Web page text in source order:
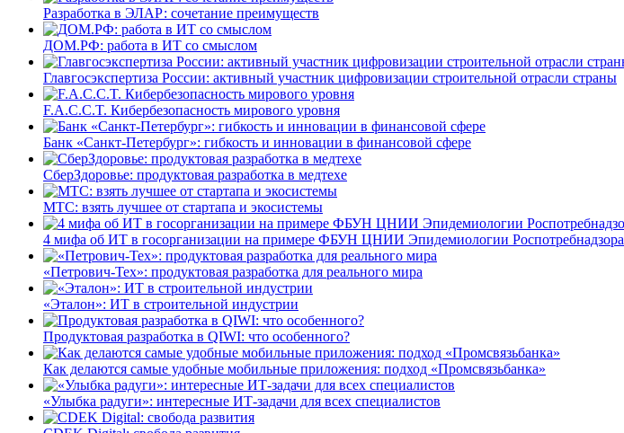
Разработка в ЭЛАР: сочетание преимуществ
ДОМ.РФ: работа в ИТ со смыслом
Главгосэкспертиза России: активный участник цифровизации строительной отрасли страны
F.A.C.C.T. Кибербезопасность мирового уровня
Банк «Санкт-Петербург»: гибкость и инновации в финансовой сфере
СберЗдоровье: продуктовая разработка в медтехе
МТС: взять лучшее от стартапа и экосистемы
4 мифа об ИТ в госорганизации на примере ФБУН ЦНИИ Эпидемиологии Роспотребнадзора
«Петрович-Тех»: продуктовая разработка для реального мира
«Эталон»: ИТ в строительной индустрии
Продуктовая разработка в QIWI: что особенного?
Как делаются самые удобные мобильные приложения: подход «Промсвязьбанка»
«Улыбка радуги»: интересные ИТ-задачи для всех специалистов